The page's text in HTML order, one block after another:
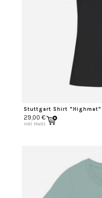
Stuttgart Shirt “Highmat”
29,00 €
inkl. MwSt.